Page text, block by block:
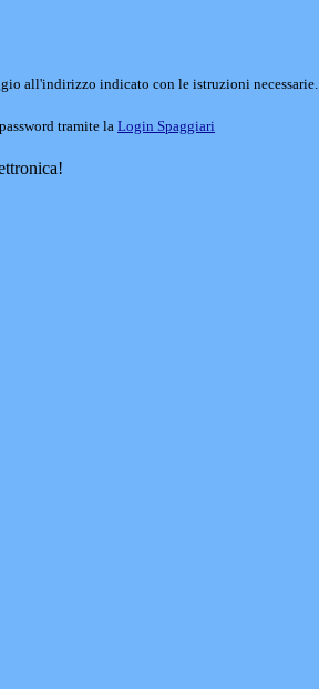
all'indirizzo indicato con le istruzioni necessarie.
tramite la Login Spaggiari